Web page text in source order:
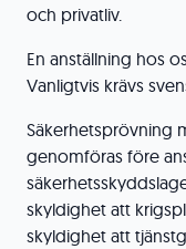
och privatliv.
En anställning hos
Vanligtvis krävs
Säkerhetsprövning
genomföras före
skyldighet att
skyldighet att